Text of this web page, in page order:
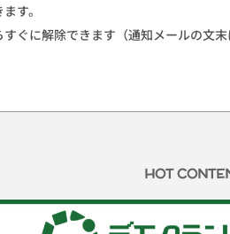
す。
ぐに解除できます（通知メールの文末
HOT